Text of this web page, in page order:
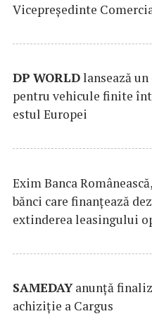
Vicepreședinte
DP WORLDlansează
pentru vehicule finite
estul Europei
Exim Banca
bănci care finanțează
extinderea leasingului
SAMEDAYanunță
achiziție a Cargus